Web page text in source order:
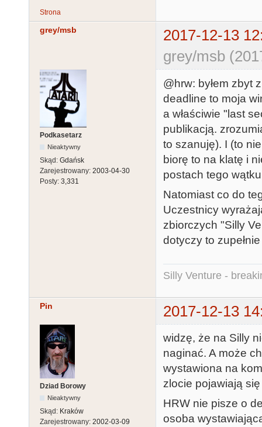
Strona
grey/msb
2017-12-13
grey/msb
Podkasetarz
Nieaktywny
Skąd: Gdańsk
Zarejestrowany: 2003-04-30
Posty: 3,331
@hrw: byłem zbyt
deadline to moja
a właściwie "last
publikacją.
to szanuję). I (to
biorę to na klatę i
postach tego
Natomiast co do
Uczestnicy
zbiorczych "Silly
dotyczy to
Silly Venture -
Pin 2017-12-13
Dziad Borowy
Nieaktywny
Skąd: Kraków
Zarejestrowany: 2002-03-09
widzę, że na Silly
naginać. A może
wystawiona na
zlocie pojawiają
HRW nie pisze o
osoba